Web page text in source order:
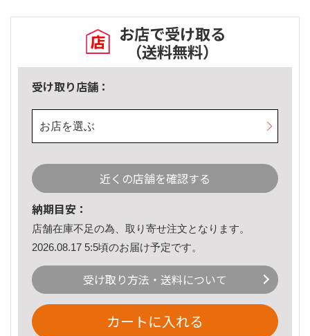
お店で受け取る
（送料無料）
受け取り店舗：
お店を選ぶ
近くの店舗を確認する
納期目安：
店舗在庫不足の為、取り寄せ注文となります。
2026.08.17 5:5頃のお届け予定です。
受け取り方法・送料について
カートに入れる